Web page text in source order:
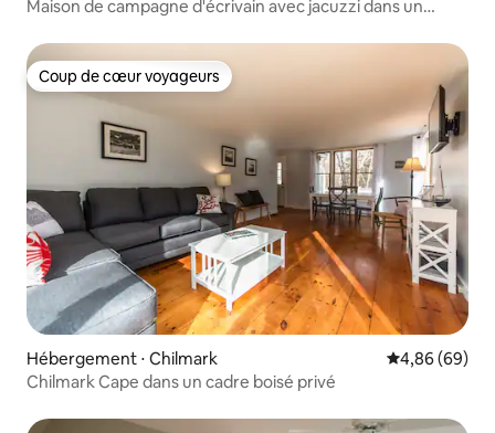
Maison de campagne d'écrivain avec jacuzzi dans un
Coup de cœur voyageurs
Coup de cœur voyageurs
Hébergement ⋅ Chilmark Évaluation
4,86 (69)
Chilmark Cape dans un cadre boisé privé